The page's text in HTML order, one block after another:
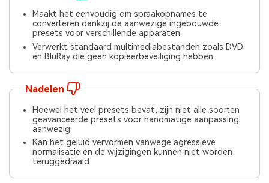
Maakt het eenvoudig om spraakopnames te
converteren dankzij de aanwezige ingebouwde
presets voor verschillende apparaten.
Verwerkt standaard multimediabestanden zoals DVD
en BluRay die geen kopieerbeveiliging hebben.
Nadelen
Hoewel het veel presets bevat, zijn niet alle soorten
geavanceerde presets voor handmatige aanpassing
aanwezig.
Kan het geluid vervormen vanwege agressieve
normalisatie en de wijzigingen kunnen niet worden
teruggedraaid.